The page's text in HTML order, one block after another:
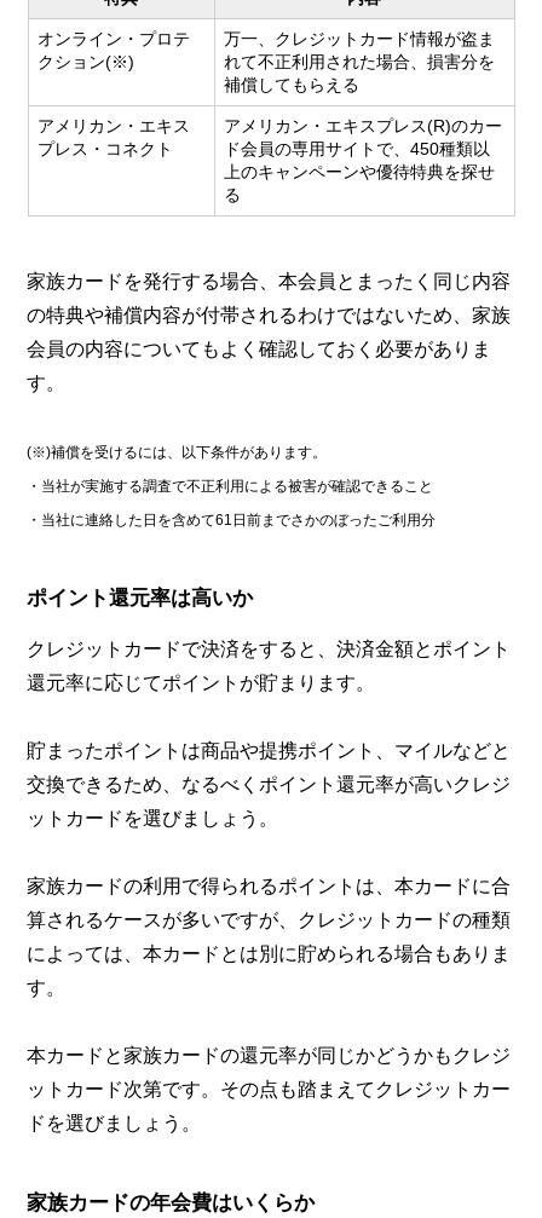
オンライン・プロテ
クション(※)
万一、クレジットカード情報が盗ま
れて不正利用された場合、損害分を
補償してもらえる
アメリカン・エキス
プレス・コネクト
アメリカン・エキスプレス(R)のカー
ド会員の専用サイトで、450種類以
上のキャンペーンや優待特典を探せ
る
家族カードを発行する場合、本会員とまったく同じ内容
の特典や補償内容が付帯されるわけではないため、家族
会員の内容についてもよく確認しておく必要がありま
す。
(※)補償を受けるには、以下条件があります。
・当社が実施する調査で不正利用による被害が確認できること
・当社に連絡した日を含めて61日前までさかのぼったご利用分
ポイント還元率は高いか
クレジットカードで決済をすると、決済金額とポイント
還元率に応じてポイントが貯まります。
貯まったポイントは商品や提携ポイント、マイルなどと
交換できるため、なるべくポイント還元率が高いクレジ
ットカードを選びましょう。
家族カードの利用で得られるポイントは、本カードに合
算されるケースが多いですが、クレジットカードの種類
によっては、本カードとは別に貯められる場合もありま
す。
本カードと家族カードの還元率が同じかどうかもクレジ
ットカード次第です。その点も踏まえてクレジットカー
ドを選びましょう。
家族カードの年会費はいくらか